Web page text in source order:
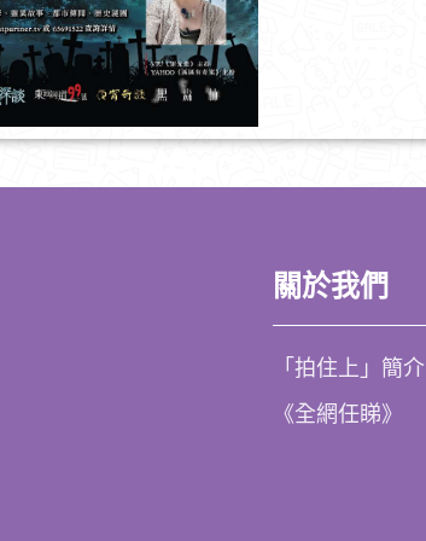
關於我們
「拍住上」簡介
《全網任睇》